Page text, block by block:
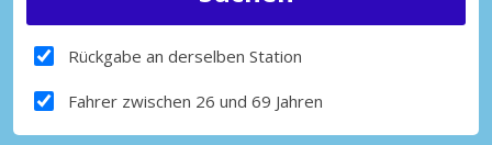
Rückgabe an derselben Station
Fahrer zwischen 26 und 69 Jahren